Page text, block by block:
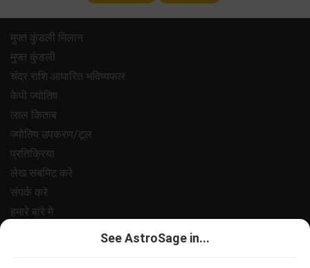
मुफ्त कुंडली मिलान
मुफ्त कुंडली
चंद्र राशि आधारित भविष्यफल
केपी ज्योतिष
लाल किताब
ज्योतिष उपकरण/टूल
प्रतिक्रिया
लेख सबमिट करे
संपर्क करे
हमारे बारे मे
See AstroSage in...